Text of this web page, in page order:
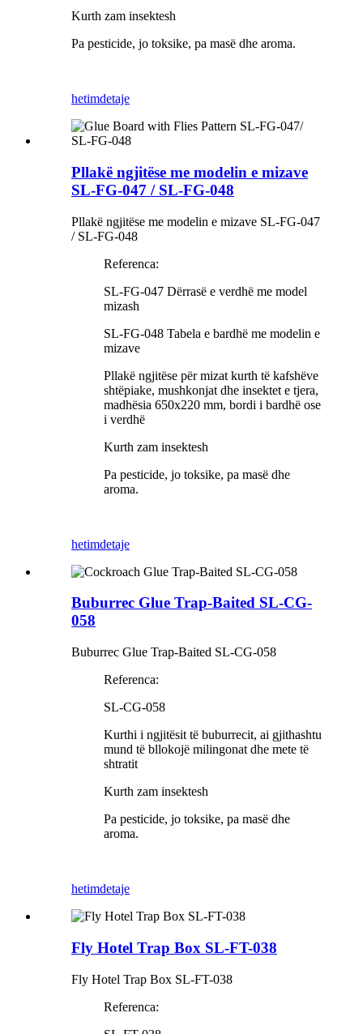
Kurth zam insektesh
Pa pesticide, jo toksike, pa masë dhe aroma.
hetimdetaje
Pllakë ngjitëse me modelin e mizave
SL-FG-047 / SL-FG-048
Pllakë ngjitëse me modelin e mizave SL-FG-047
/ SL-FG-048
Referenca:
SL-FG-047 Dërrasë e verdhë me model
mizash
SL-FG-048 Tabela e bardhë me modelin e
mizave
Pllakë ngjitëse për mizat kurth të kafshëve
shtëpiake, mushkonjat dhe insektet e tjera,
madhësia 650x220 mm, bordi i bardhë ose
i verdhë
Kurth zam insektesh
Pa pesticide, jo toksike, pa masë dhe
aroma.
hetimdetaje
Buburrec Glue Trap-Baited SL-CG-
058
Buburrec Glue Trap-Baited SL-CG-058
Referenca:
SL-CG-058
Kurthi i ngjitësit të buburrecit, ai gjithashtu
mund të bllokojë milingonat dhe mete të
shtratit
Kurth zam insektesh
Pa pesticide, jo toksike, pa masë dhe
aroma.
hetimdetaje
Fly Hotel Trap Box SL-FT-038
Fly Hotel Trap Box SL-FT-038
Referenca: